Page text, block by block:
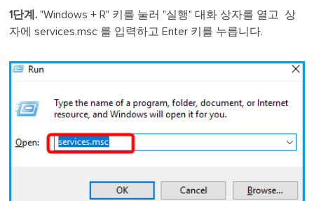
1단계."Windows + R" 키를 눌러 "실행" 대화 상자를 열고 상
자에 services.msc 를 입력하고 Enter 키를 누릅니다.